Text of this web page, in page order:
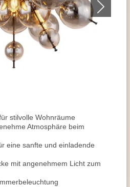
stilvolle Wohnräume
Atmosphäre beim
eine sanfte und einladende
mit angenehmem Licht zum